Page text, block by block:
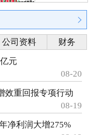
公司资料
财务
元
08-20
效重回报专项行动
08-19
净利润大增275%